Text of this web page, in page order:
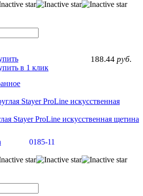
188.44 руб.
в 1 клик
Stayer ProLine искусственная щетина
0185-11